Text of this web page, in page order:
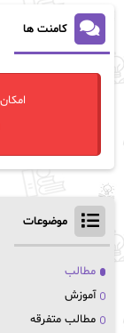
کامنت ها
موضوعات
مطالب
آموزش
مطالب متفرقه